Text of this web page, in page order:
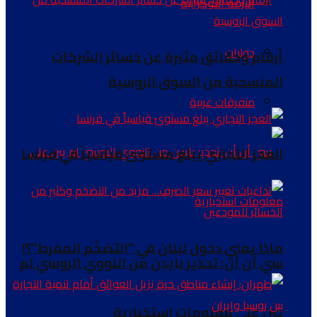
دوليات
متفرقات عربية
سي أن أن: تحذير بايدن من النووي الروسي لم
أرقام وحقائق مثيرة عن خسائر الشركات
المنسحبة من السوق الروسية
العجز التجاري يبلغ مستوىً قياسياً في فرنسا
ماذا يعني دخول لبنان في “التضخّم المفرط”؟!